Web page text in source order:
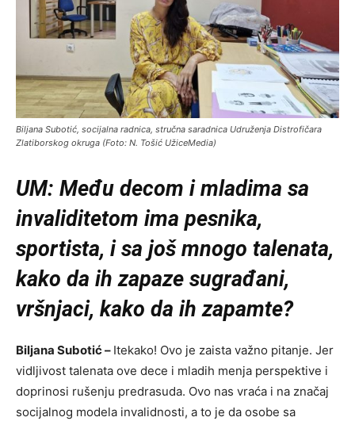
Biljana Subotić, socijalna radnica, stručna saradnica Udruženja Distrofičara
Zlatiborskog okruga (Foto: N. Tošić UžiceMedia)
UM: Među decom i mladima sa
invaliditetom ima pesnika,
sportista, i sa još mnogo talenata,
kako da ih zapaze sugrađani,
vršnjaci, kako da ih zapamte?
Biljana Subotić – Itekako! Ovo je zaista važno pitanje. Jer
vidljivost talenata ove dece i mladih menja perspektive i
doprinosi rušenju predrasuda. Ovo nas vraća i na značaj
socijalnog modela invalidnosti, a to je da osobe sa